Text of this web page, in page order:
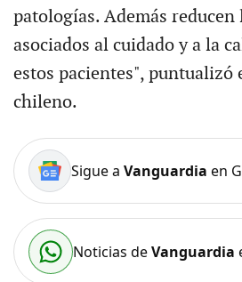
patologías. Además reducen
asociados al cuidado y a la
estos pacientes", puntualizó
chileno.
Sigue a Vanguardia en
Noticias deVanguardia